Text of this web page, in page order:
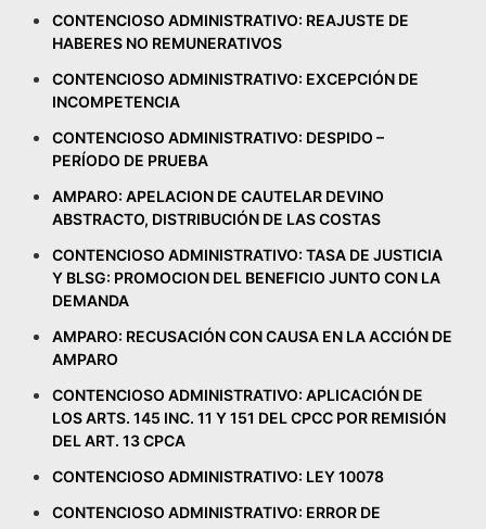
CONTENCIOSO ADMINISTRATIVO: REAJUSTE DE
HABERES NO REMUNERATIVOS
CONTENCIOSO ADMINISTRATIVO: EXCEPCIÓN DE
INCOMPETENCIA
CONTENCIOSO ADMINISTRATIVO: DESPIDO –
PERÍODO DE PRUEBA
AMPARO: APELACION DE CAUTELAR DEVINO
ABSTRACTO, DISTRIBUCIÓN DE LAS COSTAS
CONTENCIOSO ADMINISTRATIVO: TASA DE JUSTICIA
Y BLSG: PROMOCION DEL BENEFICIO JUNTO CON LA
DEMANDA
AMPARO: RECUSACIÓN CON CAUSA EN LA ACCIÓN DE
AMPARO
CONTENCIOSO ADMINISTRATIVO: APLICACIÓN DE
LOS ARTS. 145 INC. 11 Y 151 DEL CPCC POR REMISIÓN
DEL ART. 13 CPCA
CONTENCIOSO ADMINISTRATIVO: LEY 10078
CONTENCIOSO ADMINISTRATIVO: ERROR DE